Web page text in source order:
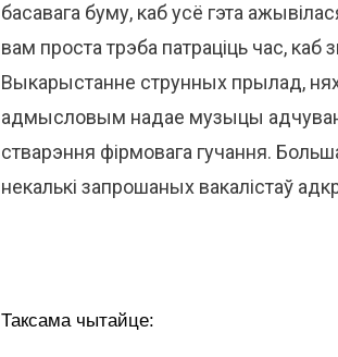
басавага буму, каб усё гэта
вам проста трэба патраціць час, каб
Выкарыстанне струнных прылад,
адмысловым надае музыцы
стварэння фірмовага гучання.
некалькі запрошаных вакалістаў
Таксама чытайце: